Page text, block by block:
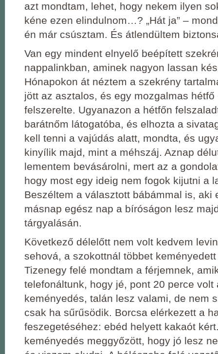
azt mondtam, lehet, hogy nekem ilyen
kéne ezen elindulnom…? „Hát ja” –
én már csúsztam. És átlendültem
Van egy mindent elnyelő beépített
nappalinkban, aminek nagyon lassan
Hónapokon át néztem a szekrény
jött az asztalos, és egy mozgalmas hétfő
felszerelte. Ugyanazon a hétfőn
barátnőm látogatóba, és elhozta a
kell tenni a vajúdás alatt, mondta, és
kinyílik majd, mint a méhszáj. Aznap
lementem bevásárolni, mert az a
hogy most egy ideig nem fogok kijutni a
Beszéltem a választott bábámmal is, aki
másnap egész nap a bíróságon lesz
tárgyalásán.
Következő délelőtt nem volt kedvem
sehová, a szokottnál többet
Tizenegy felé mondtam a férjemnek,
telefonáltunk, hogy jé, pont 20 perce volt
keményedés, talán lesz valami, de nem
csak ha sűrűsödik. Borcsa elérkezett a
feszegetéséhez: ebéd helyett kakaót
keményedés meggyőzött, hogy jó lesz